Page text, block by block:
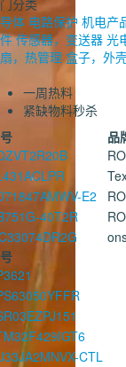
分类
体 电路保护 机电产
传感器，变送器 光
，热管理 盒子，外
一周热料
紧缺物料秒杀
品
E2
40T2R
CTL